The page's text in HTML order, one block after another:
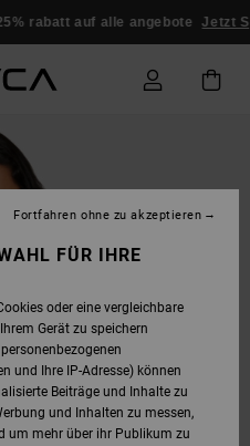
rabatt auf alle angebote Jetzt
FÜR IHRE
oder eine vergleichbare
Gerät zu speichern
und Ihre IP-Adresse) können
Beiträge und Inhalte zu
und Inhalten zu messen,
um mehr über ihr Publikum zu
Fortfahren ohne zu akzeptieren